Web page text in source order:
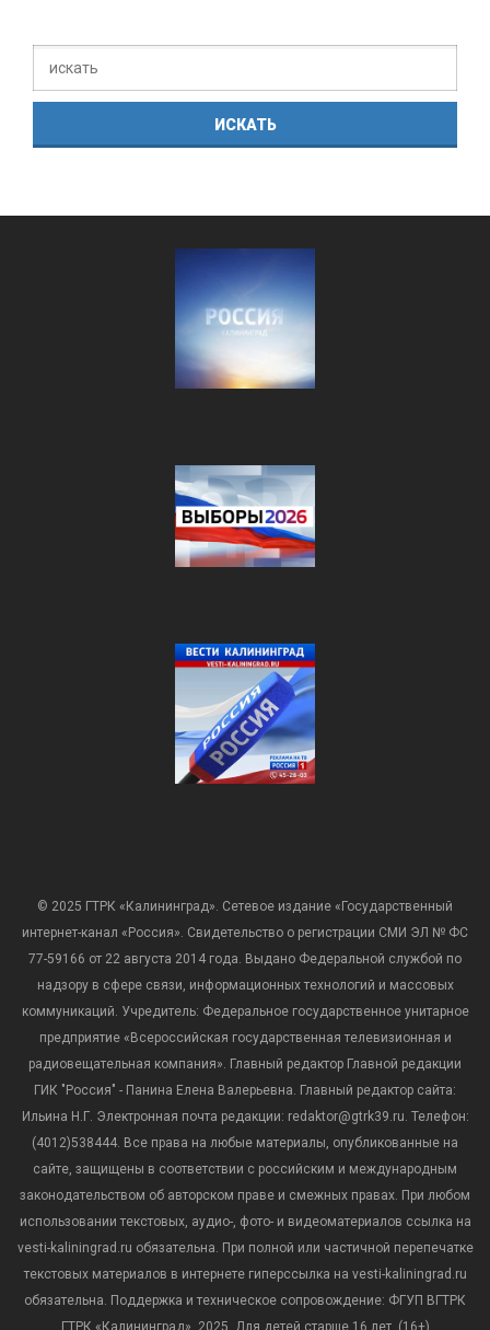
© 2025 ГТРК «Калининград». Сетевое издание «Государственный
интернет-канал «Россия». Свидетельство о регистрации СМИ ЭЛ № ФС
77-59166 от 22 августа 2014 года. Выдано Федеральной службой по
надзору в сфере связи, информационных технологий и массовых
коммуникаций. Учредитель: Федеральное государственное унитарное
предприятие «Всероссийская государственная телевизионная и
радиовещательная компания». Главный редактор Главной редакции
ГИК "Россия" - Панина Елена Валерьевна. Главный редактор сайта:
Ильина Н.Г. Электронная почта редакции: redaktor@gtrk39.ru. Телефон:
(4012)538444. Все права на любые материалы, опубликованные на
сайте, защищены в соответствии с российским и международным
законодательством об авторском праве и смежных правах. При любом
использовании текстовых, аудио-, фото- и видеоматериалов ссылка на
vesti-kaliningrad.ru обязательна. При полной или частичной перепечатке
текстовых материалов в интернете гиперссылка на vesti-kaliningrad.ru
обязательна. Поддержка и техническое сопровождение: ФГУП ВГТРК